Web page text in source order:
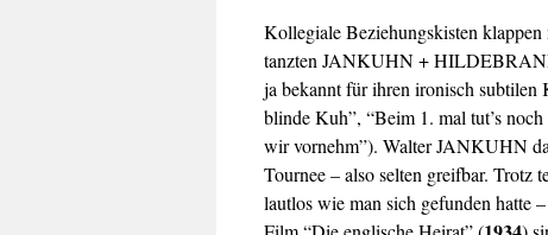
Kollegiale Beziehungskisten klappen
tanzten JANKUHN +
ja bekannt für ihren ironisch
blinde Kuh”, “Beim 1. mal tut’s
wir vornehm”). Walter JANKUHN
Tournee – also selten greifbar. Trotz
lautlos wie man sich gefunden hatte